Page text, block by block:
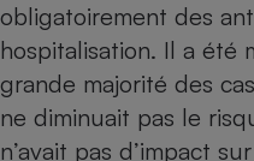
obligatoirement des
hospitalisation. Il a été
grande majorité des
ne diminuait pas le
n’avait pas d’impact